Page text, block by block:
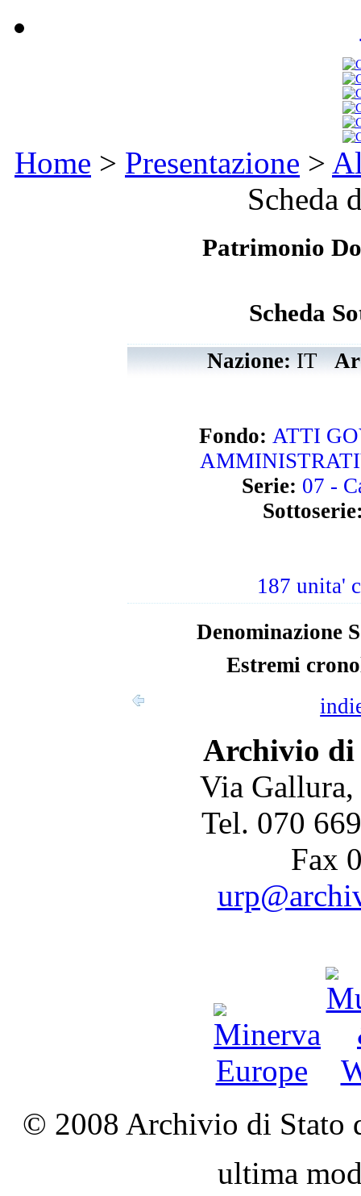
Home > Presentazione >
Scheda
Patrimonio
Scheda
Nazione:IT
Fondo: ATTI
Serie: 07 -
187 unita'
Denominazione
Estremi
Archivio
Via
Tel. 070
Fax
© 2008 Archivio di Stato
ultima